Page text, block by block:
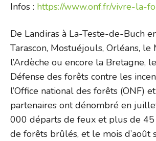
Infos : https://www.onf.fr/vivre-la-
De Landiras à La-Teste-de-Buch
Tarascon, Mostuéjouls, Orléans, le
l’Ardèche ou encore la Bretagne,
Défense des forêts contre les
l’Office national des forêts (ONF)
partenaires ont dénombré en
000 départs de feux et plus de
de forêts brûlés, et le mois d’août